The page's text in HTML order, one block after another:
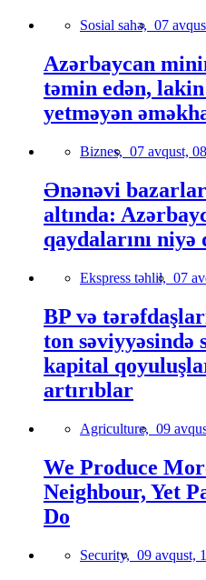
Sosial sahə, 07
Azərbaycan
təmin edən,
yetməyən
Biznes, 07 avqust,
Ənənəvi
altında:
qaydalarını
Ekspress təhlil, 07
BP və
ton səviyyəsində
kapital
artırıblar
Agriculture, 09
We Produce
Neighbour, Yet
Do
Security, 09 avqust,